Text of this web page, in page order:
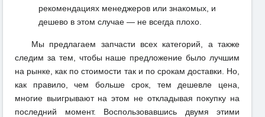
рекомендациях менеджеров или знакомых, и
дешево в этом случае — не всегда плохо.
Мы предлагаем запчасти всех категорий, а также
следим за тем, чтобы наше предложение было лучшим
на рынке, как по стоимости так и по срокам доставки. Но,
как правило, чем больше срок, тем дешевле цена,
многие выигрывают на этом не откладывая покупку на
последний момент. Воспользовавшись двумя этими